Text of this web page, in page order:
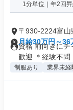
1分単位｜年2回
〒930-2224富山
月給30万円～36
資格 前向きにチ
歓迎 ＊経験不問
制服あり 業界未経